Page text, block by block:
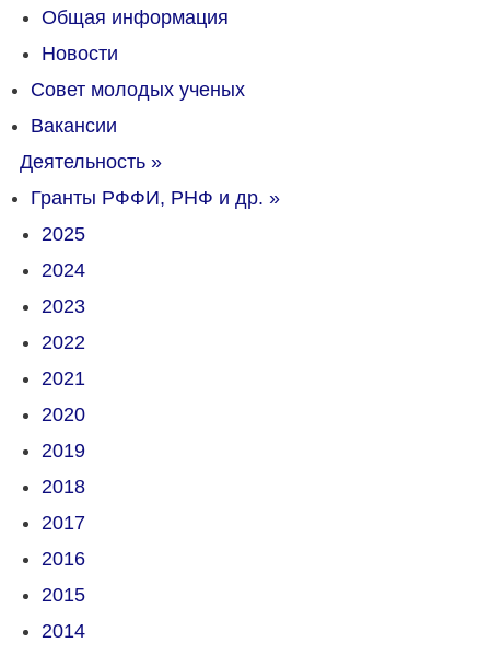
Общая информация
Новости
Совет молодых ученых
Вакансии
Деятельность »
Гранты РФФИ, РНФ и др. »
2025
2024
2023
2022
2021
2020
2019
2018
2017
2016
2015
2014